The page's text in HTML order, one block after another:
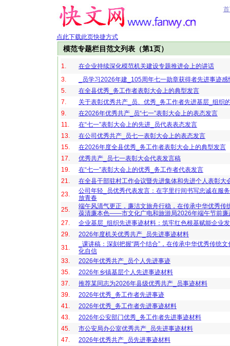
点此下载此页快捷方式
模范专题栏目范文列表（第1页）
1.
在企业持续深化模范机关建设专题推进会上的讲话
3.
_员学习2026年建_105周年七一勋章获得者先进事迹感
5.
在全县优秀_务工作者表彰大会上的典型发言
7.
关于表彰优秀共产_员、优秀_务工作者先进基层_组织
9.
在2026年优秀共产_员“七一”表彰大会上的表态发言
11.
在“七一”表彰大会上的先进_员代表表态发言
13.
在公司优秀共产_员七一表彰大会上的表态发言
15.
在2026年度全县优秀_务工作者表彰大会上的典型发言
17.
优秀共产_员七一表彰大会代表发言稿
19.
在“七一”表彰大会上的优秀_务工作者代表发言
21.
在全县干部驻村工作会议暨先进集体和先进个人表彰大
23.
公司年轻_员优秀代表发言：在字里行间书写忠诚在服
放青春
25.
端午风清气更正，廉洁文旅舟行稳，在传承中华优秀传
葆清廉本色——市文化广电和旅游局2026年端午节前廉
27.
企业基层_组织先进事迹材料：筑牢红色根基赋能企业
29.
2026年度机关优秀共产_员先进事迹材料
31.
_课讲稿：深刻把握“两个结合”，在传承中华优秀传统
化自信
33.
2026年优秀共产_员个人先进事迹
35.
2026年乡镇基层个人先进事迹材料
37.
推荐某同志为2026年县级优秀共产_员事迹材料
39.
2026年优秀_务工作者先进事迹
41.
2026年优秀_务工作者先进事迹材料
43.
2026年公安部门优秀_务工作者先进事迹材料
45.
市公安局办公室优秀共产_员先进事迹材料
47.
2026年优秀共产_员先进事迹材料